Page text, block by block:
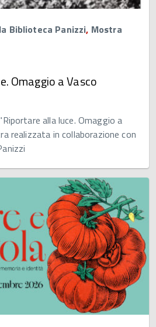
Biblioteca Panizzi, Mostra
Omaggio a Vasco
alla luce. Omaggio a
realizzata in collaborazione con